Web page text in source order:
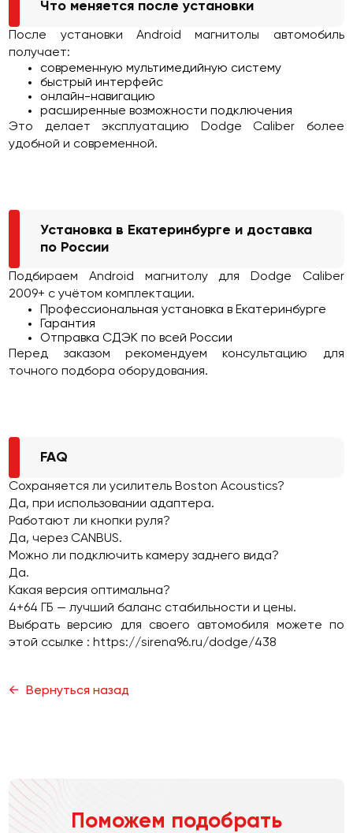
Что меняется после установки
После установки Android магнитолы автомобиль
получает:
современную мультимедийную систему
быстрый интерфейс
онлайн-навигацию
расширенные возможности подключения
Это делает эксплуатацию Dodge Caliber более
удобной и современной.
Установка в Екатеринбурге и доставка
по России
Подбираем Android магнитолу для Dodge Caliber
2009+ с учётом комплектации.
Профессиональная установка в Екатеринбурге
Гарантия
Отправка СДЭК по всей России
Перед заказом рекомендуем консультацию для
точного подбора оборудования.
FAQ
Сохраняется ли усилитель Boston Acoustics?
Да, при использовании адаптера.
Работают ли кнопки руля?
Да, через CANBUS.
Можно ли подключить камеру заднего вида?
Да.
Какая версия оптимальна?
4+64 ГБ — лучший баланс стабильности и цены.
Выбрать версию для своего автомобиля можете по
этой ссылке : https://sirena96.ru/dodge/438
Вернуться назад
Поможем подобрать